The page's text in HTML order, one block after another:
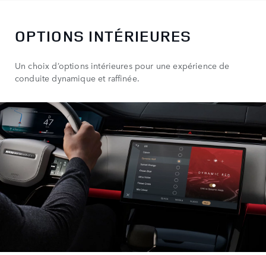
OPTIONS INTÉRIEURES
Un choix d’options intérieures pour une expérience de
conduite dynamique et raffinée.